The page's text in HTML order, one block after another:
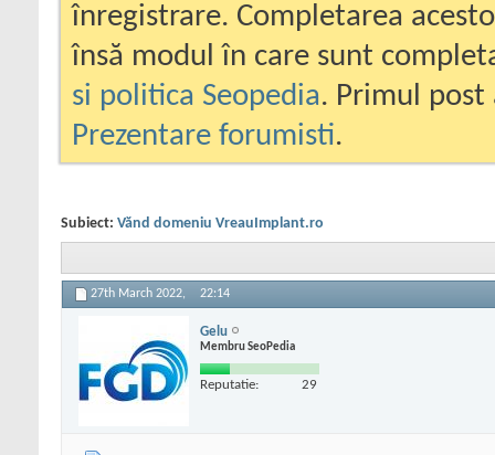
înregistrare. Completarea
însă modul în care sunt
si politica Seopedia. Primul
Prezentare forumisti.
Subiect: Vănd domeniu VreauImplant.ro
27th March 2022, 22:14
Gelu
Membru SeoPedia
Reputatie: 29